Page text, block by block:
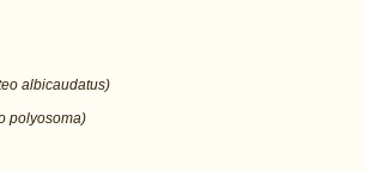
albicaudatus)
polyosoma)